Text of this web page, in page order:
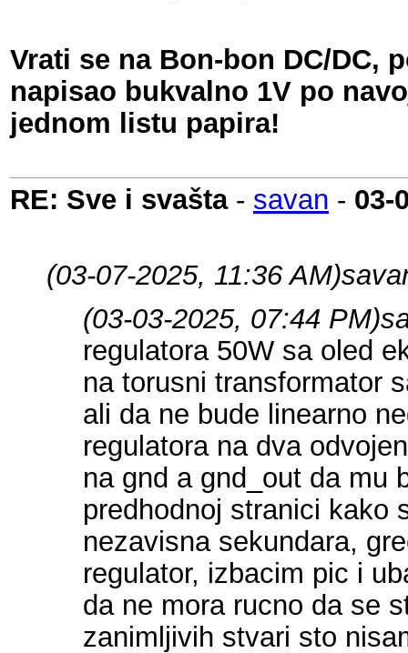
Vrati se na Bon-bon DC/DC,
napisao bukvalno 1V po
jednom listu papira!
RE: Sve i svašta- savan - 03-
(03-07-2025, 11:36 AM)
(03-03-2025, 07:44 PM)
regulatora 50W sa oled
na torusni transformator
ali da ne bude linearno
regulatora na dva
na gnd a gnd_out da mu
predhodnoj stranici kako
nezavisna sekundara,
regulator, izbacim pic i
da ne mora rucno da se
zanimljivih stvari sto